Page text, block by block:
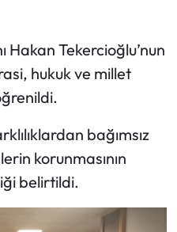
Hakan Tekercioğlu’nun
hukuk ve millet
bağımsız
korunmasının
belirtildi.